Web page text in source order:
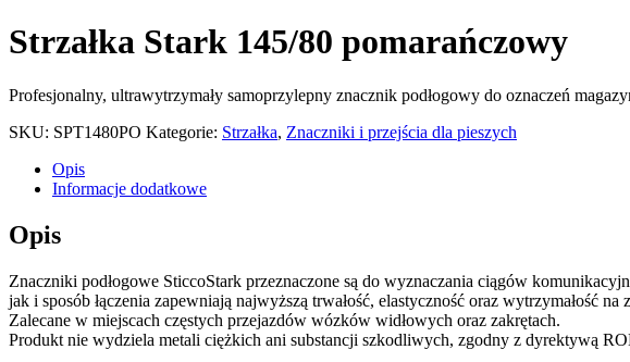
Strzałka Stark 145/80 pomarańczowy
Profesjonalny, ultrawytrzymały samoprzylepny znacznik podłogowy do oznaczeń
SKU: SPT1480PO Kategorie: Strzałka, Znaczniki i przejścia dla pieszych
Opis
Informacje dodatkowe
Opis
Znaczniki podłogowe SticcoStark przeznaczone są do wyznaczania ciągów
jak i sposób łączenia zapewniają najwyższą trwałość, elastyczność oraz wytrzymałość na
Zalecane w miejscach częstych przejazdów wózków widłowych oraz zakrętach.
Produkt nie wydziela metali ciężkich ani substancji szkodliwych, zgodny z dyrektywą